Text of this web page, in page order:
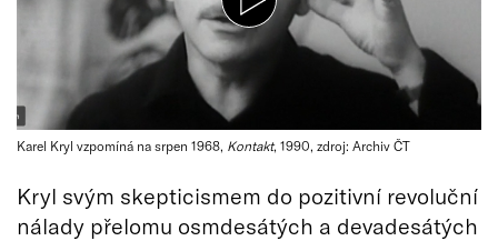
Karel Kryl vzpomíná na srpen 1968, Kontakt, 1990, zdroj: Archiv ČT
Kryl svým skepticismem do pozitivní revoluční
nálady přelomu osmdesátých a devadesátých